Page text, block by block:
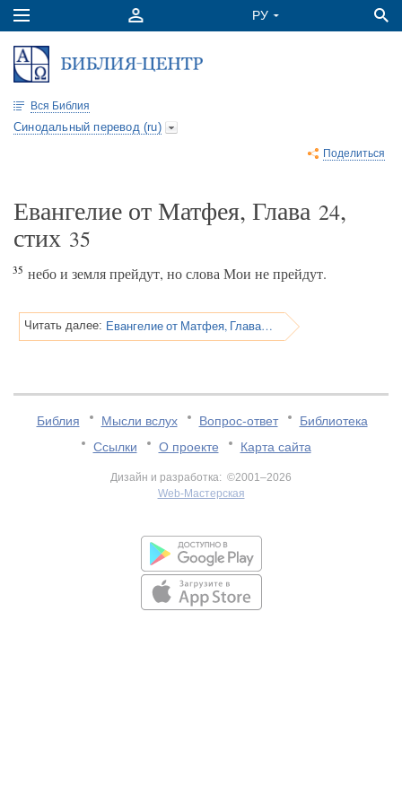
Вся Библия
Синодальный перевод (ru)
Поделиться
Евангелие от Матфея, Глава 24,
стих 35
35 небо и земля прейдут, но слова Мои не прейдут.
Читать далее: Евангелие от Матфея, Глава 24
Библия Мысли вслух Вопрос-ответ
Библиотека
Ссылки
О проекте Карта сайта
Дизайн и разработка: ©2001–2026
Web-Мастерская